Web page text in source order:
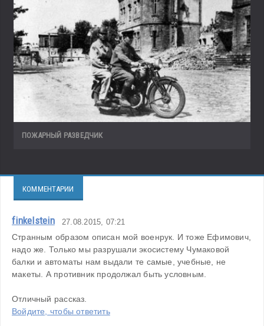
ПОЖАРНЫЙ РАЗВЕДЧИК
КОММЕНТАРИИ
finkelstein 27.08.2015, 07:21
Странным образом описан мой военрук. И тоже Ефимович,
надо же. Только мы разрушали экосистему Чумаковой
балки и автоматы нам выдали те самые, учебные, не
макеты. А противник продолжал быть условным.
Отличный рассказ.
Войдите, чтобы ответить